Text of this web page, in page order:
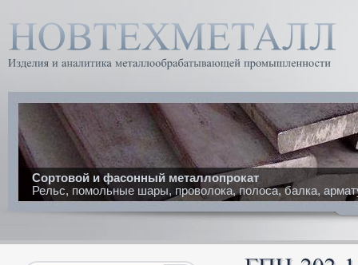
Сортовой и фасонный металлопрокат
Рельс, помольные шары, проволока, полоса, балка,